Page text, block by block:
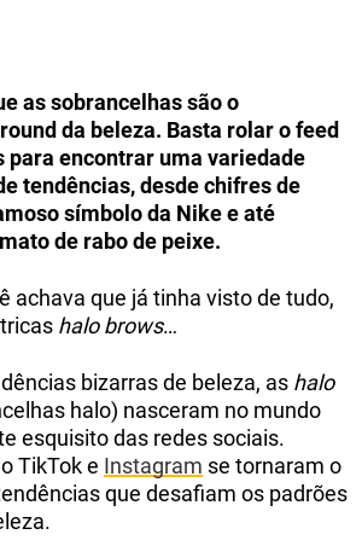
as sobrancelhas são o
da beleza. Basta rolar o feed
para encontrar uma variedade
tendências, desde chifres de
símbolo da Nike e até
de rabo de peixe.
achava que já tinha visto de tudo,
halo brows…
bizarras de beleza, as halo
halo) nasceram no mundo
esquisito das redes sociais.
TikTok e Instagram se tornaram o
que desafiam os padrões